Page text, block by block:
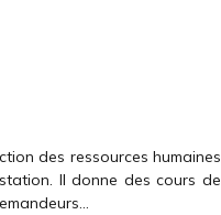
des ressources humaines
Il donne des cours de